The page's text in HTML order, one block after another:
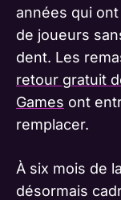
années qui
de joueurs
dent. Les
retour gratuit
Games ont
remplacer.
À six mois de
désormais